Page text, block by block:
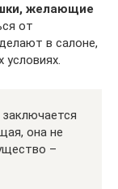
желающие
от
в салоне,
условиях.
она не
–